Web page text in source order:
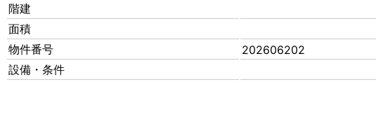
階建
面積
物件番号
202606202
設備・条件